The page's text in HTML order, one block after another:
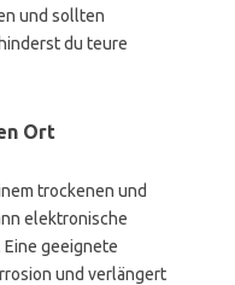
und sollten
du teure
Ort
trockenen und
elektronische
geeignete
und verlängert